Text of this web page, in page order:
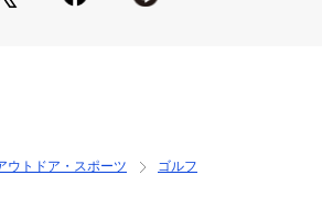
ニター環境により、掲載画像と実際の
ンプル 合わせやすい おしゃれ かっこい
高級感 軽い 軽量 カート式 9型 ゴルフ
ウトドア・スポーツ
ゴルフ